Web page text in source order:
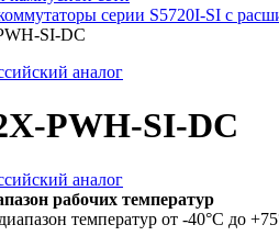
серии S5720I-SI с
SI-DC
аналог
PWH-SI-DC
аналог
рабочих температур
температур от -40°C до